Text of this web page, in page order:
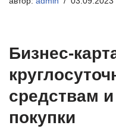
Бизнес-
средствам
покупки